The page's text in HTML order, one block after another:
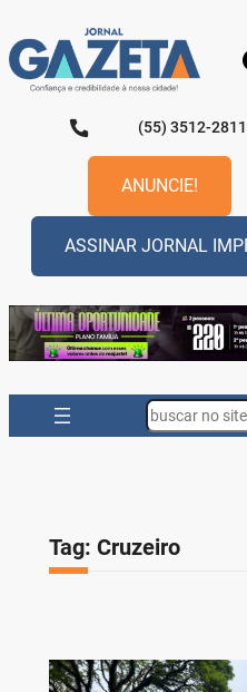
para
o
conteúdo
(55) 3512-2811
ANUNCIE!
ASSINAR JORNAL
Search
Tag: Cruzeiro